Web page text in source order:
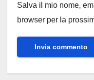
Salva il mio nome,
browser per la